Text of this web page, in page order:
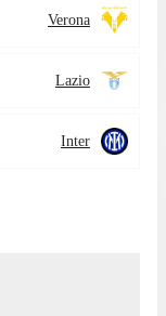
Verona
Lazio
Inter